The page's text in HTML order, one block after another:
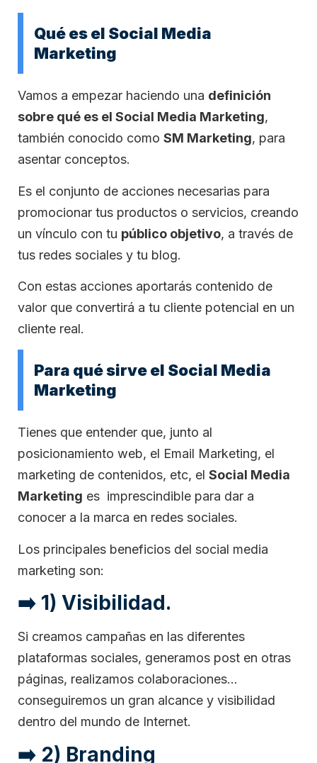
Qué es el Social Media
Marketing
Vamos a empezar haciendo una definición
sobre qué es el Social Media Marketing,
también conocido como SM Marketing, para
asentar conceptos.
Es el conjunto de acciones necesarias para
promocionar tus productos o servicios, creando
un vínculo con tu público objetivo, a través de
tus redes sociales y tu blog.
Con estas acciones aportarás contenido de
valor que convertirá a tu cliente potencial en un
cliente real.
Para qué sirve el Social Media
Marketing
Tienes que entender que, junto al
posicionamiento web, el Email Marketing, el
marketing de contenidos, etc, el Social Media
Marketing es imprescindible para dar a
conocer a la marca en redes sociales.
Los principales beneficios del social media
marketing son:
➡️ 1) Visibilidad.
Si creamos campañas en las diferentes
plataformas sociales, generamos post en otras
páginas, realizamos colaboraciones…
conseguiremos un gran alcance y visibilidad
dentro del mundo de Internet.
➡️ 2) Branding